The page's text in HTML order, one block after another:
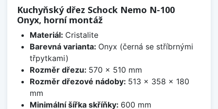
Kuchyňský dřez Schock Nemo N-100
Onyx, horní montáž
Materiál: Cristalite
Barevná varianta: Onyx (černá se stříbrnými
třpytkami)
Rozměr dřezu: 570 x 510 mm
Rozměr dřezové nádoby: 513 x 358 x 180
mm
Minimální šířka skříňky: 600 mm